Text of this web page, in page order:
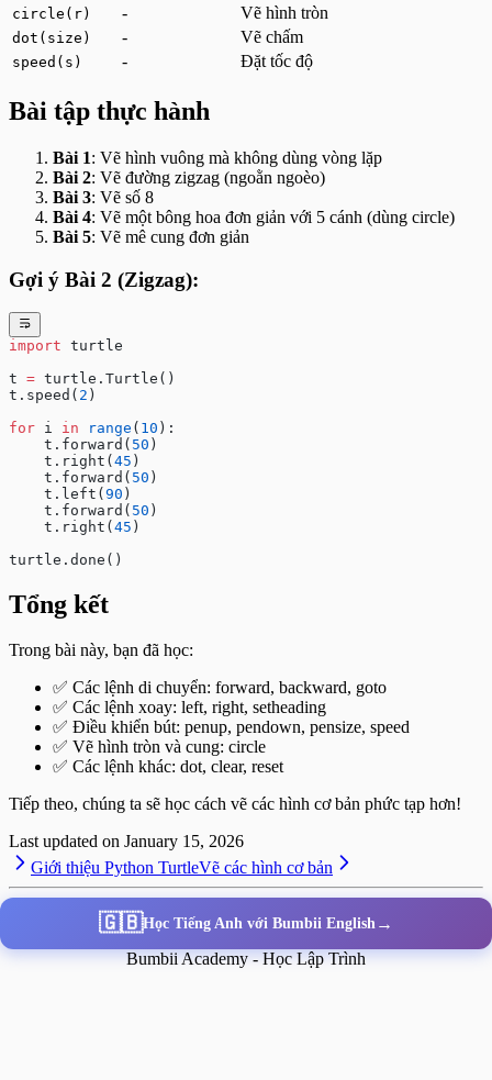
circle(r) - Vẽ hình tròn
dot(size) - Vẽ chấm
speed(s) - Đặt tốc độ
Bài tập thực hành
Bài 1: Vẽ hình vuông mà không dùng vòng lặp
Bài 2: Vẽ đường zigzag (ngoằn ngoèo)
Bài 3: Vẽ số 8
Bài 4: Vẽ một bông hoa đơn giản với 5 cánh (dùng circle)
Bài 5: Vẽ mê cung đơn giản
Gợi ý Bài 2 (Zigzag):
import turtle
t = turtle.Turtle()
t.speed( 2 )
for i in range ( 10 ):
    t.forward(
50 )
    t.right(
45 )
    t.forward(
50 )
    t.left(
90 )
    t.forward(
50 )
    t.right(
45 )
turtle.done()
Tổng kết
Trong bài này, bạn đã học:
✅ Các lệnh di chuyển: forward, backward, goto
✅ Các lệnh xoay: left, right, setheading
✅ Điều khiển bút: penup, pendown, pensize, speed
✅ Vẽ hình tròn và cung: circle
✅ Các lệnh khác: dot, clear, reset
Tiếp theo, chúng ta sẽ học cách vẽ các hình cơ bản phức tạp hơn!
Last updated on January 15, 2026
Giới thiệu Python TurtleVẽ các hình cơ bản
🇬🇧Học Tiếng Anh với Bumbii English →
Bumbii Academy - Học Lập Trình